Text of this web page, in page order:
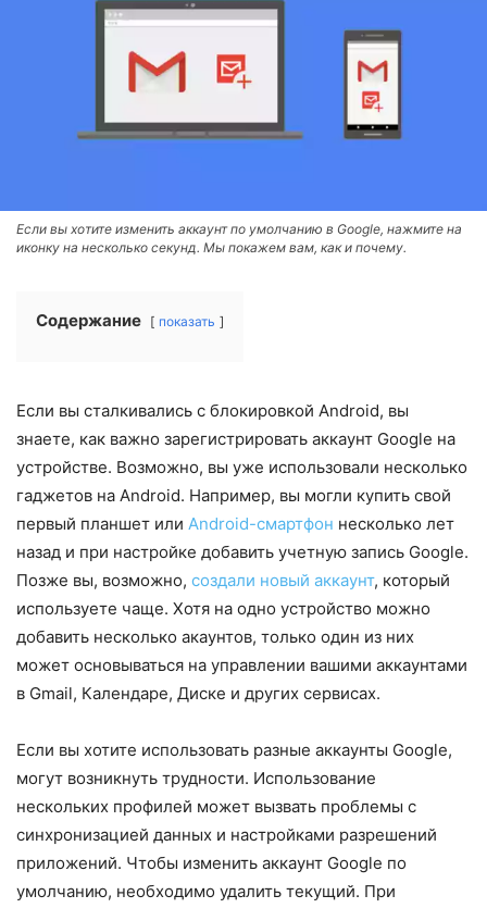
Если вы хотите изменить аккаунт по умолчанию в Google, нажмите на
иконку на несколько секунд. Мы покажем вам, как и почему.
Содержание показать
Если вы сталкивались с блокировкой Android, вы
знаете, как важно зарегистрировать аккаунт Google на
устройстве. Возможно, вы уже использовали несколько
гаджетов на Android. Например, вы могли купить свой
первый планшет или Android-смартфон несколько лет
назад и при настройке добавить учетную запись Google.
Позже вы, возможно, создали новый аккаунт, который
используете чаще. Хотя на одно устройство можно
добавить несколько акаунтов, только один из них
может основываться на управлении вашими аккаунтами
в Gmail, Календаре, Диске и других сервисах.
Если вы хотите использовать разные аккаунты Google,
могут возникнуть трудности. Использование
нескольких профилей может вызвать проблемы с
синхронизацией данных и настройками разрешений
приложений. Чтобы изменить аккаунт Google по
умолчанию, необходимо удалить текущий. При